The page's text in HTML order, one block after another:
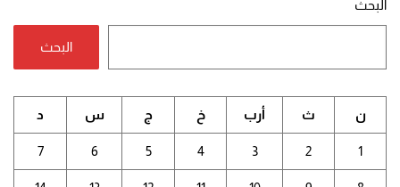
البحث
البحث
ن ث أرب خ ج س د
1
2
3
4
5
6
7